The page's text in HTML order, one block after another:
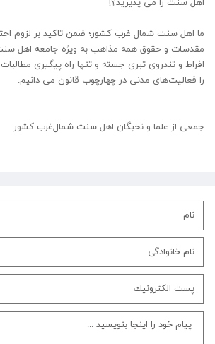
ما اهل سنت شمال غرب کشور؛ ضمن تاکید بر لزوم
مقدسات و حقوق همه مذاهب به ویژه جامعه اهل
افراط و تندروی تبری جسته و تنها راه پیگیری
را فعالیت‌های مدنی در چهارچوب قانون می دانیم.
جمعی از علما و نخبگان اهل سنت شمال‌غرب کشور